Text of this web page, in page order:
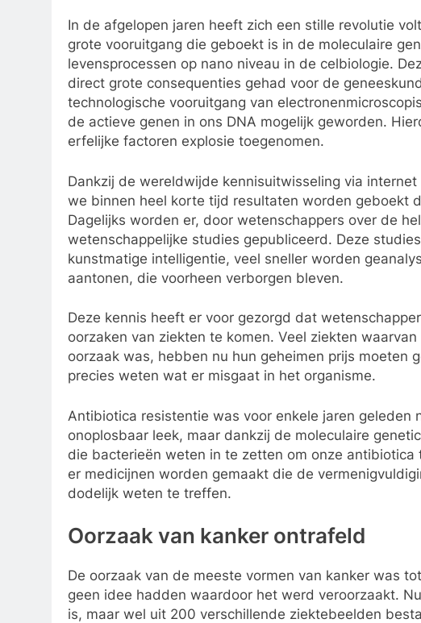
In de afgelopen jaren heeft zich een stille revolutie
grote vooruitgang die geboekt is in de moleculaire
levensprocessen op nano niveau in de celbiologie.
direct grote consequenties gehad voor de
technologische vooruitgang van
de actieve genen in ons DNA mogelijk geworden.
erfelijke factoren explosie toegenomen.
Dankzij de wereldwijde kennisuitwisseling via
we binnen heel korte tijd resultaten worden geboekt
Dagelijks worden er, door wetenschappers over de
wetenschappelijke studies gepubliceerd. Deze
kunstmatige intelligentie, veel sneller worden
aantonen, die voorheen verborgen bleven.
Deze kennis heeft er voor gezorgd dat
oorzaken van ziekten te komen. Veel ziekten
oorzaak was, hebben nu hun geheimen prijs moeten
precies weten wat er misgaat in het organisme.
Antibiotica resistentie was voor enkele jaren geleden
onoplosbaar leek, maar dankzij de moleculaire
die bacterieën weten in te zetten om onze
er medicijnen worden gemaakt die de
dodelijk weten te treffen.
Oorzaak van kanker ontrafeld
De oorzaak van de meeste vormen van kanker was
geen idee hadden waardoor het werd veroorzaakt.
is, maar wel uit 200 verschillende ziektebeelden